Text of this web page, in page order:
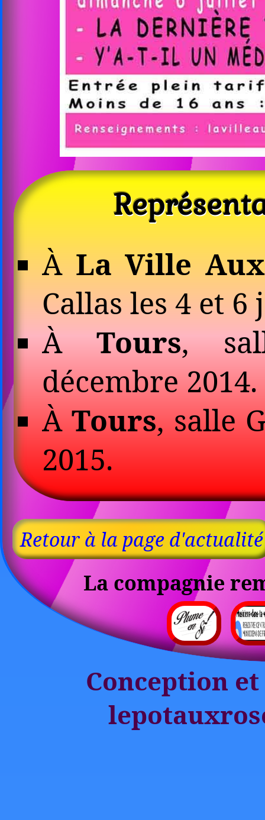
ÀLa Ville
Callas les 4 et
ÀTours,
décembre 2014.
ÀTours, salle
2015.
Retour à la page d'actualité
La compagnie
Conception